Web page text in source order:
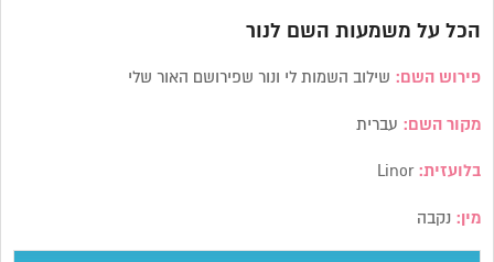
הכל על משמעות השם לנור
פירוש השם: שילוב השמות לי ונור שפירושם האור שלי
מקור השם: עברית
בלועזית: Linor
מין: נקבה